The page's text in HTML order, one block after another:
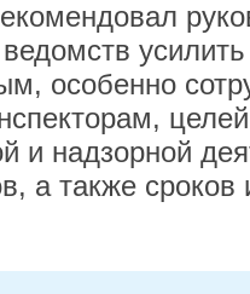
особенно
и надзорной
а также